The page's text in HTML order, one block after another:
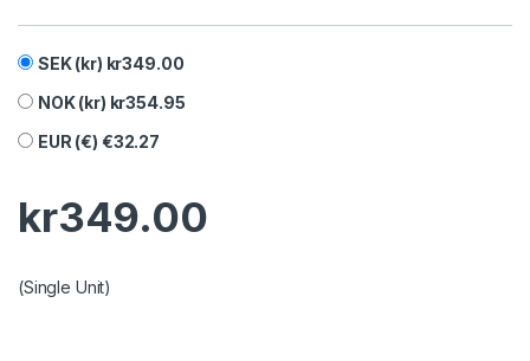
SEK (kr) kr349.00
NOK (kr) kr354.95
EUR (€) €32.27
kr349.00
(Single Unit)